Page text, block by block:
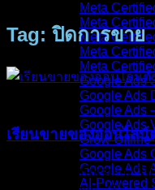
Meta
Meta
Meta
Meta
Meta
Google Ads
Google Ads
Google Ads
Google Ads
Grow
Google Ads
Google Ads
AI-Powered
Tag: ปิดการขาย
เรียนขายของออนไล
“คนที่คลิกโฆษณาเยอะ ไ